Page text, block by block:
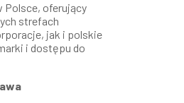
Polsce, oferujący
strefach
jak i polskie
i dostępu do